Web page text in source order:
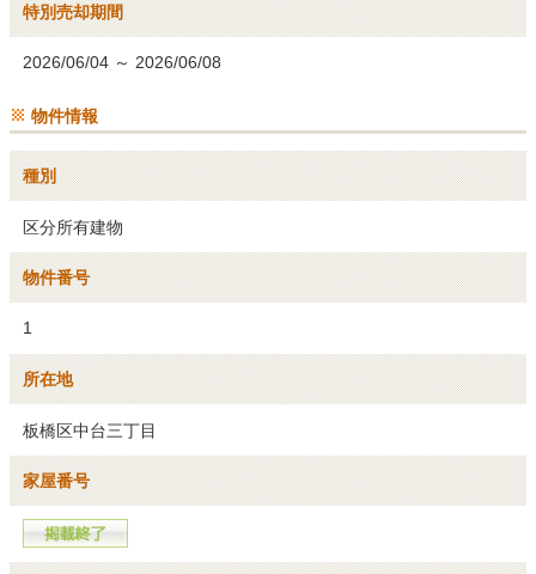
特別売却期間
2026/06/04 ～ 2026/06/08
物件情報
種別
区分所有建物
物件番号
1
所在地
板橋区中台三丁目
家屋番号